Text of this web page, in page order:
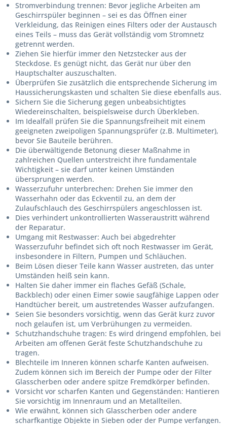
Stromverbindung trennen: Bevor jegliche Arbeiten am
Geschirrspüler beginnen – sei es das Öffnen einer
Verkleidung, das Reinigen eines Filters oder der Austausch
eines Teils – muss das Gerät vollständig vom Stromnetz
getrennt werden.
Ziehen Sie hierfür immer den Netzstecker aus der
Steckdose. Es genügt nicht, das Gerät nur über den
Hauptschalter auszuschalten.
Überprüfen Sie zusätzlich die entsprechende Sicherung im
Haussicherungskasten und schalten Sie diese ebenfalls aus.
Sichern Sie die Sicherung gegen unbeabsichtigtes
Wiedereinschalten, beispielsweise durch Überkleben.
Im Idealfall prüfen Sie die Spannungsfreiheit mit einem
geeigneten zweipoligen Spannungsprüfer (z.B. Multimeter),
bevor Sie Bauteile berühren.
Die überwältigende Betonung dieser Maßnahme in
zahlreichen Quellen unterstreicht ihre fundamentale
Wichtigkeit – sie darf unter keinen Umständen
übersprungen werden.
Wasserzufuhr unterbrechen: Drehen Sie immer den
Wasserhahn oder das Eckventil zu, an dem der
Zulaufschlauch des Geschirrspülers angeschlossen ist.
Dies verhindert unkontrollierten Wasseraustritt während
der Reparatur.
Umgang mit Restwasser: Auch bei abgedrehter
Wasserzufuhr befindet sich oft noch Restwasser im Gerät,
insbesondere in Filtern, Pumpen und Schläuchen.
Beim Lösen dieser Teile kann Wasser austreten, das unter
Umständen heiß sein kann.
Halten Sie daher immer ein flaches Gefäß (Schale,
Backblech) oder einen Eimer sowie saugfähige Lappen oder
Handtücher bereit, um austretendes Wasser aufzufangen.
Seien Sie besonders vorsichtig, wenn das Gerät kurz zuvor
noch gelaufen ist, um Verbrühungen zu vermeiden.
Schutzhandschuhe tragen: Es wird dringend empfohlen, bei
Arbeiten am offenen Gerät feste Schutzhandschuhe zu
tragen.
Blechteile im Inneren können scharfe Kanten aufweisen.
Zudem können sich im Bereich der Pumpe oder der Filter
Glasscherben oder andere spitze Fremdkörper befinden.
Vorsicht vor scharfen Kanten und Gegenständen: Hantieren
Sie vorsichtig im Innenraum und an Metallteilen.
Wie erwähnt, können sich Glasscherben oder andere
scharfkantige Objekte in Sieben oder der Pumpe verfangen.